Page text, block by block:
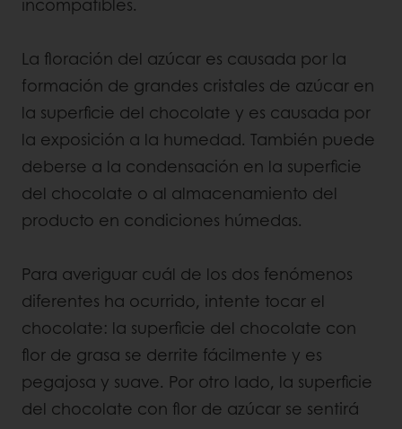
La floración del azúcar es causada por la
formación de grandes cristales de azúcar en
la superficie del chocolate y es causada por
la exposición a la humedad. También puede
deberse a la condensación en la superficie
del chocolate o al almacenamiento del
producto en condiciones húmedas.
Para averiguar cuál de los dos fenómenos
diferentes ha ocurrido, intente tocar el
chocolate: la superficie del chocolate con
flor de grasa se derrite fácilmente y es
pegajosa y suave. Por otro lado, la superficie
del chocolate con flor de azúcar se sentirá